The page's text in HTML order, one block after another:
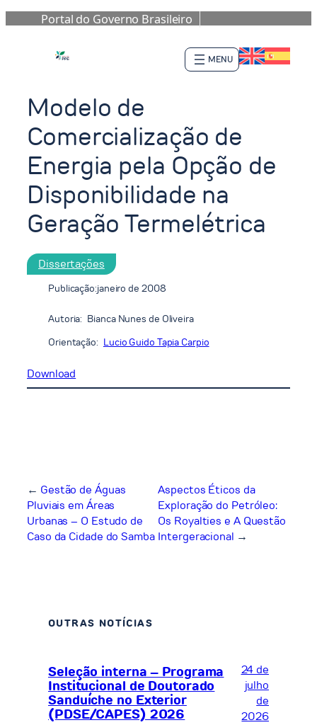
Portal do Governo Brasileiro
para
o
Modelo de
Comercialização de
Energia pela Opção de
Disponibilidade na
Geração Termelétrica
Dissertações
Publicação:janeiro de 2008
Autoria: Bianca Nunes de Oliveira
Orientação: Lucio Guido Tapia Carpio
Download
← Gestão de Águas
Pluviais em Áreas
Urbanas – O Estudo de
Caso da Cidade do Samba
Aspectos Éticos da
Exploração do Petróleo:
Os Royalties e A Questão
Intergeracional →
OUTRAS NOTÍCIAS
Seleção interna – Programa
Institucional de Doutorado
Sanduíche no Exterior
(PDSE/CAPES) 2026
24 de
julho
de
2026